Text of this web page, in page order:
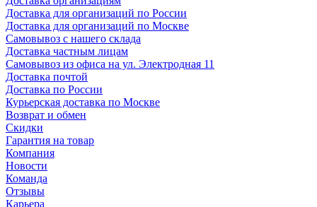
Доставка для организаций по России
Доставка для организаций по Москве
Самовывоз с нашего склада
Доставка частным лицам
Самовывоз из офиса на ул. Электродная 11
Доставка почтой
Доставка по России
Курьерская доставка по Москве
Возврат и обмен
Скидки
Гарантия на товар
Компания
Новости
Команда
Отзывы
Карьера